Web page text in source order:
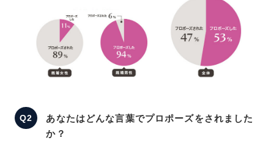
あなたはどんな言葉でプロポーズをされました
か？